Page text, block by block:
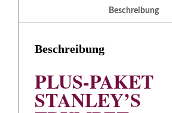
Beschreibung
Beschreibung
PLUS-PAKET
STANLEY’S